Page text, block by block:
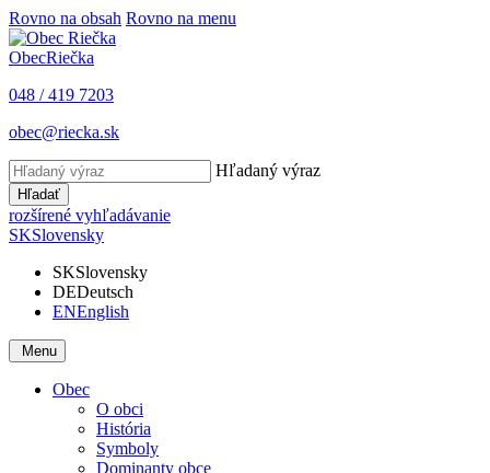
Rovno na obsah Rovno na menu
ObecRiečka
048 / 419 7203
obec@riecka.sk
Hľadaný výraz
Hľadať
rozšírené vyhľadávanie
SKSlovensky
SKSlovensky
DEDeutsch
ENEnglish
Menu
Obec
O obci
História
Symboly
Dominanty obce